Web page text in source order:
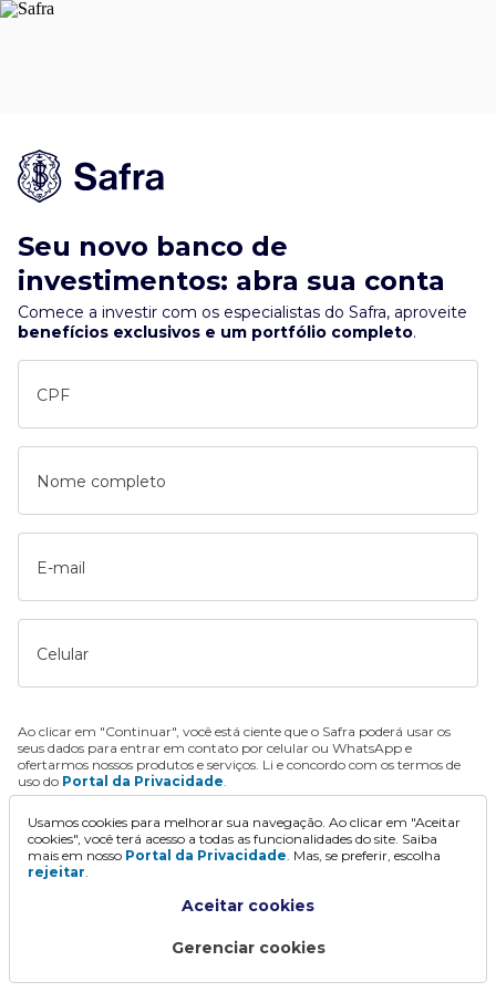
Seu novo banco de
investimentos: abra sua conta
Comece a investir com os especialistas do Safra, aproveite
benefícios exclusivos e um portfólio completo.
CPF
Nome completo
E-mail
Celular
Ao clicar em "Continuar", você está ciente que o Safra poderá usar os
seus dados para entrar em contato por celular ou WhatsApp e
ofertarmos nossos produtos e serviços. Li e concordo com os termos de
uso do Portal da Privacidade.
Continuar
Usamos cookies para melhorar sua navegação. Ao clicar em "Aceitar
cookies", você terá acesso a todas as funcionalidades do site. Saiba
mais em nosso Portal da Privacidade. Mas, se preferir, escolha
rejeitar.
Aceitar cookies
Gerenciar cookies